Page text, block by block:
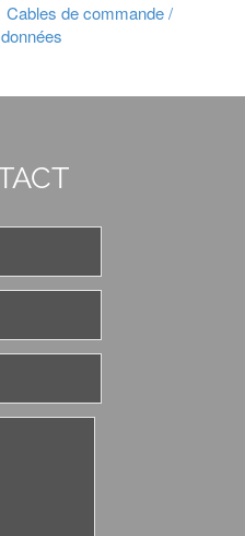
Cables de commande /